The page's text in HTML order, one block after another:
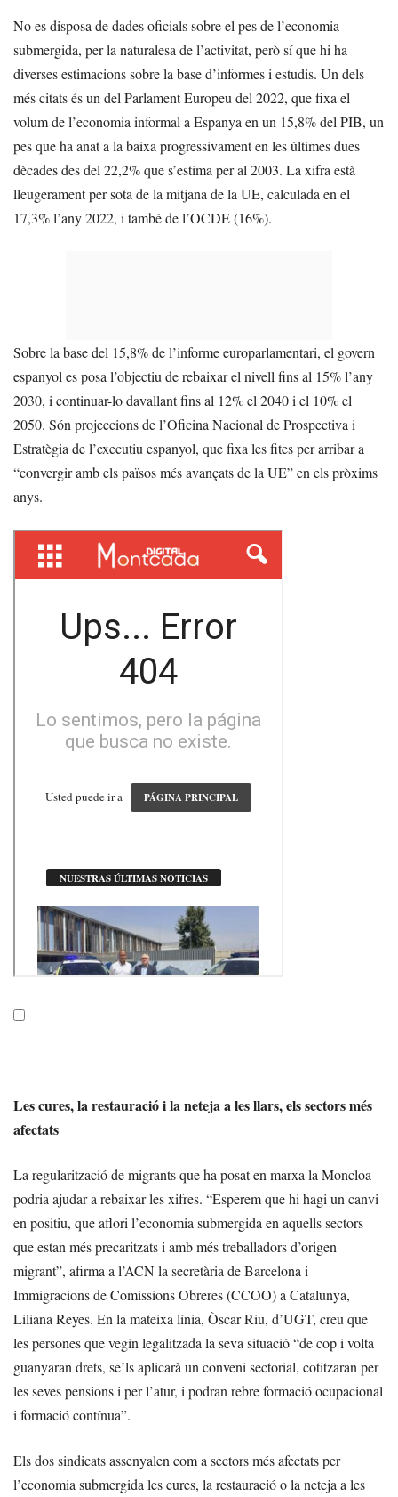
No es disposa de dades oficials sobre el pes de l’economia
submergida, per la naturalesa de l’activitat, però sí que hi ha
diverses estimacions sobre la base d’informes i estudis. Un dels
més citats és un del Parlament Europeu del 2022, que fixa el
volum de l’economia informal a Espanya en un 15,8% del PIB, un
pes que ha anat a la baixa progressivament en les últimes dues
dècades des del 22,2% que s’estima per al 2003. La xifra està
lleugerament per sota de la mitjana de la UE, calculada en el
17,3% l’any 2022, i també de l’OCDE (16%).
Sobre la base del 15,8% de l’informe europarlamentari, el govern
espanyol es posa l’objectiu de rebaixar el nivell fins al 15% l’any
2030, i continuar-lo davallant fins al 12% el 2040 i el 10% el
2050. Són projeccions de l’Oficina Nacional de Prospectiva i
Estratègia de l’executiu espanyol, que fixa les fites per arribar a
“convergir amb els països més avançats de la UE” en els pròxims
anys.
Les cures, la restauració i la neteja a les llars, els sectors més
afectats
La regularització de migrants que ha posat en marxa la Moncloa
podria ajudar a rebaixar les xifres. “Esperem que hi hagi un canvi
en positiu, que aflori l’economia submergida en aquells sectors
que estan més precaritzats i amb més treballadors d’origen
migrant”, afirma a l’ACN la secretària de Barcelona i
Immigracions de Comissions Obreres (CCOO) a Catalunya,
Liliana Reyes. En la mateixa línia, Òscar Riu, d’UGT, creu que
les persones que vegin legalitzada la seva situació “de cop i volta
guanyaran drets, se’ls aplicarà un conveni sectorial, cotitzaran per
les seves pensions i per l’atur, i podran rebre formació ocupacional
i formació contínua”.
Els dos sindicats assenyalen com a sectors més afectats per
l’economia submergida les cures, la restauració o la neteja a les